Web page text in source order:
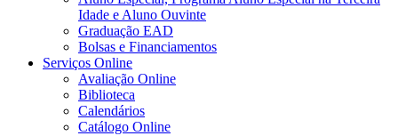
Idade e Aluno Ouvinte
Graduação EAD
Bolsas e Financiamentos
Serviços Online
Avaliação Online
Biblioteca
Calendários
Catálogo Online